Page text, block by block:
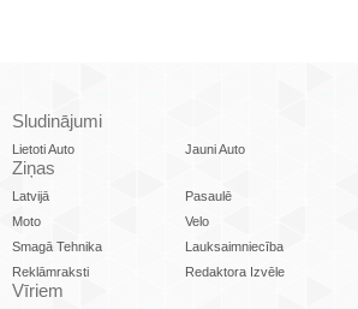
Sludinājumi
Lietoti Auto Jauni Auto
Ziņas
Latvijā Pasaulē
Moto
Velo
Smagā Tehnika
Lauksaimniecība
Reklāmraksti
Redaktora Izvēle
Vīriem